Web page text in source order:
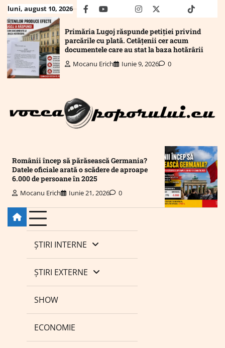
Skip
to
content
luni, august 10, 2026 facebookyoutubeMailinstagram
twitter truthtiktok
Primăria Lugoj răspunde petiției privind
parcările cu plată. Cetățenii cer acum
documentele care au stat la baza hotărârii
Mocanu Erich Iunie 9, 2026 0
Românii încep să părăsească Germania?
Datele oficiale arată o scădere de aproape
6.000 de persoane în 2025
Mocanu Erich Iunie 21, 2026 0
ȘTIRI INTERNE
ȘTIRI EXTERNE
SHOW
ECONOMIE